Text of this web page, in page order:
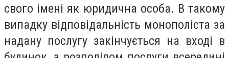
свого імені як юридична особа. В такому
випадку відповідальність монополіста за
надану послугу закінчується на вході в